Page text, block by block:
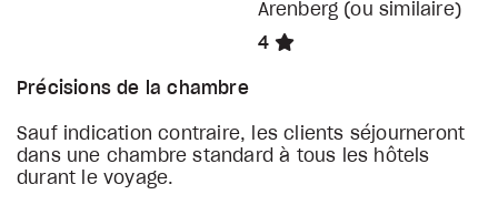
Arenberg (ou similaire)
4
Précisions de la chambre
Sauf indication contraire, les clients séjourneront
dans une chambre standard à tous les hôtels
durant le voyage.